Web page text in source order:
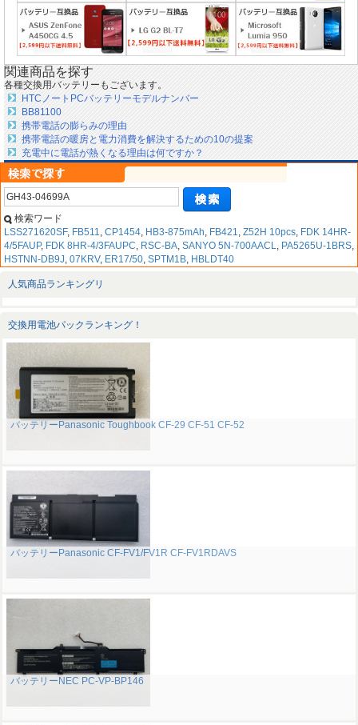
関連商品を探す
各種交換用バッテリーもございます。
HTCノートPCバッテリーモデルナンバー
BB81100
携帯電話の膨らみの理由
携帯電話の暖房と電力消費を解決するための10の提案
充電中に電話が熱くなる理由は何ですか？
検索ワード
LSS271620SF, FB511, CP1454, HB3-875mAh, FB421, Z52H 10pcs, FDK 14HR-
4/5FAUP, FDK 8HR-4/3FAUPC, RSC-BA, SANYO 5N-700AACL, PA5265U-1BRS,
HSTNN-DB9J, 07KRV, ER17/50, SPTM1B, HBLDT40
人気商品ランキングリ
交換用電池パックランキング！
バッテリーPanasonic Toughbook CF-29 CF-51 CF-52
バッテリーPanasonic CF-FV1/FV1R CF-FV1RDAVS
バッテリーNEC PC-VP-BP146